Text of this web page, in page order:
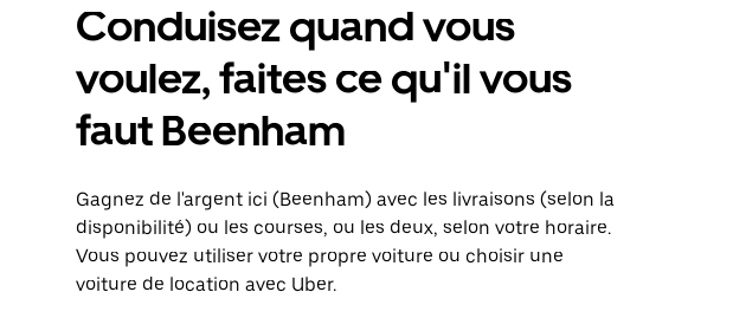
Conduisez quand vous
voulez, faites ce qu'il vous
faut Beenham
Gagnez de l'argent ici (Beenham) avec les livraisons (selon la
disponibilité) ou les courses, ou les deux, selon votre horaire.
Vous pouvez utiliser votre propre voiture ou choisir une
voiture de location avec Uber.